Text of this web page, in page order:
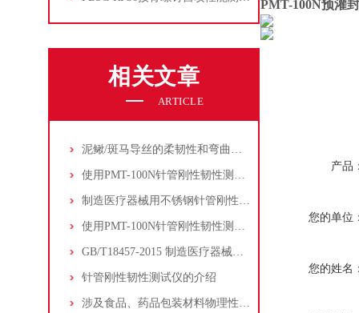
相关文章
ARTICLE
泥鳅/斑马导丝的柔韧性和弯曲性能测试
使用PMT-100N针管刚性韧性测试仪检测一次性引流导管套筒针的刚性、韧性
制造医疗器械用不锈钢针管刚性、韧性试验条件
使用PMT-100N针管刚性韧性测试仪测试热凝器穿刺测温针的刚性和韧性
GB/T18457-2015 制造医疗器械用不锈钢针管刚性韧性测试仪
针管刚性韧性测试仪的介绍
涉及食品、药品包装材料物理性能的检测
PMT-100N预灌
产品
您的单位
您的姓名